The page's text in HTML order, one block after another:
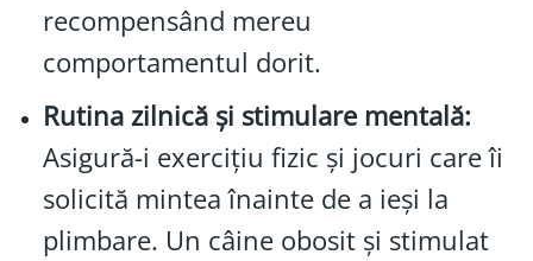
recompensând mereu
comportamentul dorit.
Rutina zilnică și stimulare mentală:
Asigură-i exercițiu fizic și jocuri care îi
solicită mintea înainte de a ieși la
plimbare. Un câine obosit și stimulat